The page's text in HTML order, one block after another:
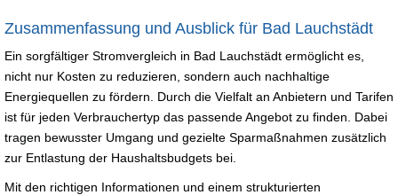
Zusammenfassung und Ausblick für Bad Lauchstädt
Ein sorgfältiger Stromvergleich in Bad Lauchstädt ermöglicht es,
nicht nur Kosten zu reduzieren, sondern auch nachhaltige
Energiequellen zu fördern. Durch die Vielfalt an Anbietern und Tarifen
ist für jeden Verbrauchertyp das passende Angebot zu finden. Dabei
tragen bewusster Umgang und gezielte Sparmaßnahmen zusätzlich
zur Entlastung der Haushaltsbudgets bei.
Mit den richtigen Informationen und einem strukturierten